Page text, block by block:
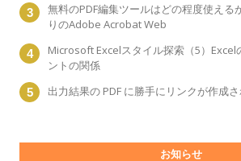
無料のPDF編集ツールはどの程度使え
りのAdobe Acrobat Web
Microsoft Excelスタイル探索（5）Excel
ントの関係
出力結果の PDF に勝手にリンクが作成
お知らせ